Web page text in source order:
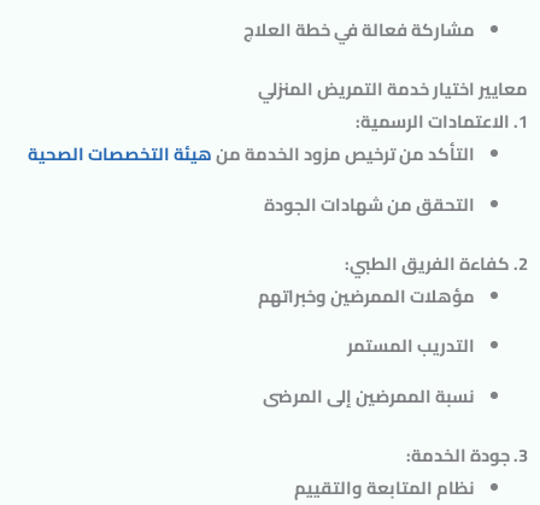
مشاركة فعالة في خطة العلاج
معايير اختيار خدمة التمريض المنزلي
1. الاعتمادات الرسمية:
التأكد من ترخيص مزود الخدمة منهيئة التخصصات الصحية
التحقق من شهادات الجودة
2. كفاءة الفريق الطبي:
مؤهلات الممرضين وخبراتهم
التدريب المستمر
نسبة الممرضين إلى المرضى
3. جودة الخدمة:
نظام المتابعة والتقييم